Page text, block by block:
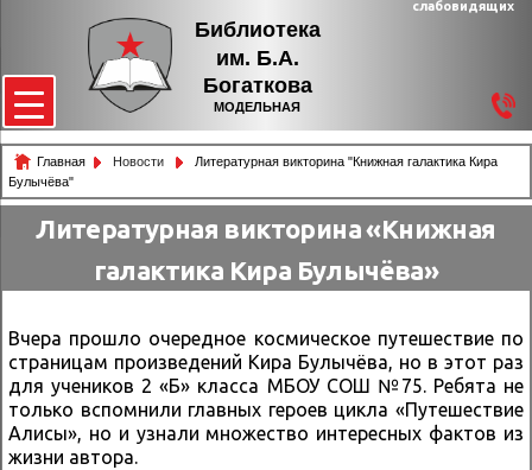
Библиотека
им. Б.А.
Богаткова
МОДЕЛЬНАЯ
слабовидящих
Главная Новости
Литературная викторина "Книжная галактика Кира
Булычёва"
Литературная викторина «Книжная
галактика Кира Булычёва»
Вчера прошло очередное космическое путешествие по
страницам произведений Кира Булычёва, но в этот раз
для учеников 2 «Б» класса МБОУ СОШ №75. Ребята не
только вспомнили главных героев цикла «Путешествие
Алисы», но и узнали множество интересных фактов из
жизни автора.